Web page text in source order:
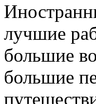
лучшие
большие
большие